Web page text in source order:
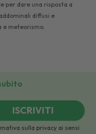
per dare una risposta a
diffusi e
e meteorismo.
ISCRIVITI
sulla privacy ai sensi